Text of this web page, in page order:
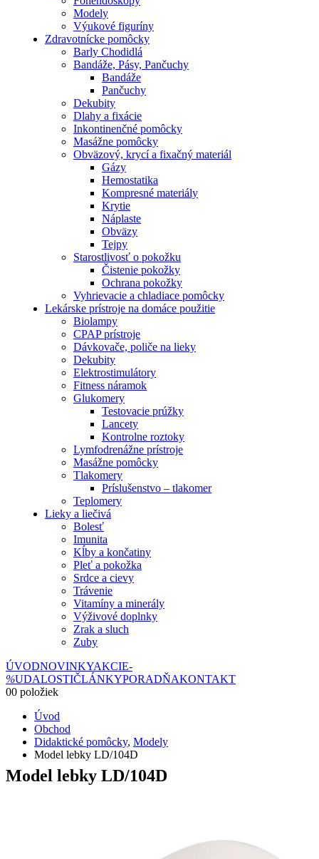
Modely
Výukové figuríny
Zdravotnícke pomôcky
Barly Chodidlá
Bandáže, Pásy, Pančuchy
Bandáže
Pančuchy
Dekubity
Dlahy a fixácie
Inkontinenčné pomôcky
Masážne pomôcky
Obväzový, krycí a fixačný materiál
Gázy
Hemostatika
Kompresné materiály
Krytie
Náplaste
Obväzy
Tejpy
Starostlivosť o pokožku
Čistenie pokožky
Ochrana pokožky
Vyhrievacie a chladiace pomôcky
Lekárske prístroje na domáce použitie
Biolampy
CPAP prístroje
Dávkovače, poliče na lieky
Dekubity
Elektrostimulátory
Fitness náramok
Glukomery
Testovacie prúžky
Lancety
Kontrolne roztoky
Lymfodrenážne prístroje
Masážne pomôcky
Tlakomery
Príslušenstvo – tlakomer
Teplomery
Lieky a liečivá
Bolesť
Imunita
Kĺby a končatiny
Pleť a pokožka
Srdce a cievy
Trávenie
Vitamíny a minerály
Výživové doplnky
Zrak a sluch
Zuby
ÚVODNOVINKYAKCIE-
%UDALOSTIČLÁNKYPORADŇAKONTAKT
00 položiek
Úvod
Obchod
Didaktické pomôcky, Modely
Model lebky LD/104D
Model lebky LD/104D